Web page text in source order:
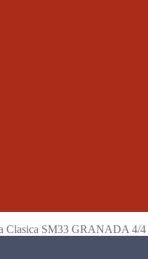
Clasica SM33 GRANADA 4/4